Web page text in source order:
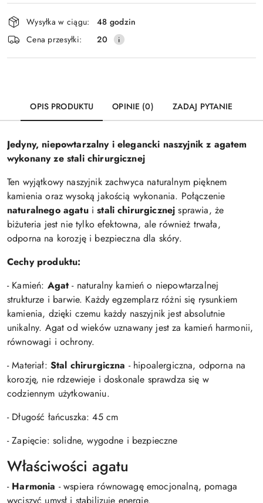
Wyślij
Dostępność
i
dostawa
Wysyłka w ciągu:
48 godzin
Cena przesyłki:
20
OPIS PRODUKTU OPINIE (0) ZADAJ PYTANIE
Jedyny, niepowtarzalny i elegancki naszyjnik z agatem
wykonany ze stali chirurgicznej
Ten wyjątkowy naszyjnik zachwyca naturalnym pięknem
kamienia oraz wysoką jakością wykonania. Połączenie
naturalnego agatuistali chirurgicznej sprawia, że
biżuteria jest nie tylko efektowna, ale również trwała,
odporna na korozję i bezpieczna dla skóry.
Cechy produktu:
- Kamień: Agat - naturalny kamień o niepowtarzalnej
strukturze i barwie. Każdy egzemplarz różni się rysunkiem
kamienia, dzięki czemu każdy naszyjnik jest absolutnie
unikalny. Agat od wieków uznawany jest za kamień harmonii,
równowagi i ochrony.
- Materiał: Stal chirurgiczna - hipoalergiczna, odporna na
korozję, nie rdzewieje i doskonale sprawdza się w
codziennym użytkowaniu.
- Długość łańcuszka: 45 cm
- Zapięcie: solidne, wygodne i bezpieczne
Właściwości agatu
- Harmonia - wspiera równowagę emocjonalną, pomaga